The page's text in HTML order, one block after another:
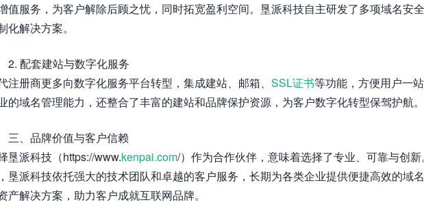
值服务，为客户解除后顾之忧，同时拓宽盈利空间。垦派科技自主研发了多项域名安
化解决方案。
2. 配套建站与数字化服务
注册商更多向数字化服务平台转型，集成建站、邮箱、 SSL证书等功能，方便用户一
的域名管理能力，还整合了丰富的建站和品牌保护资源，为客户数字化转型保驾护航。
三、品牌价值与客户信赖
垦派科技（https://www.kenpai.com/）作为合作伙伴，意味着选择了专业、可靠与创
垦派科技依托强大的技术团队和卓越的客户服务，长期为各类企业提供便捷高效的域
产解决方案，助力客户成就互联网品牌。